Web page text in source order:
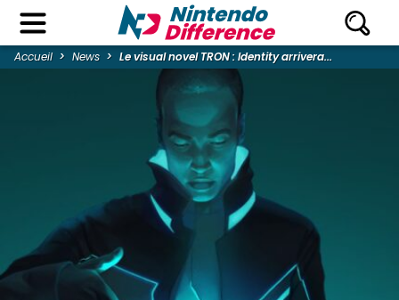
Accueil News Le visual novel TRON : Identity arrivera...